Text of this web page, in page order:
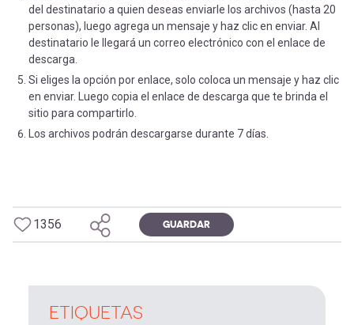
del destinatario a quien deseas enviarle los archivos (hasta 20
personas), luego agrega un mensaje y haz clic en enviar. Al
destinatario le llegará un correo electrónico con el enlace de
descarga.
Si eliges la opción por enlace, solo coloca un mensaje y haz clic
en enviar. Luego copia el enlace de descarga que te brinda el
sitio para compartirlo.
Los archivos podrán descargarse durante 7 días.
1356 GUARDAR
ETIQUETAS